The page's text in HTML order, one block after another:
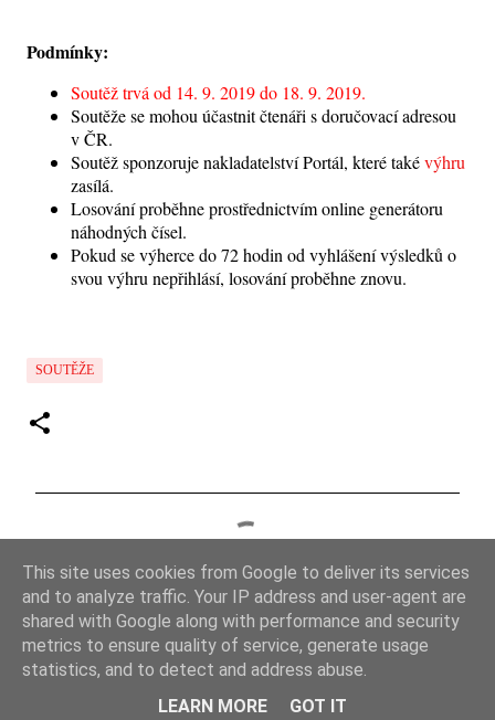
Podmínky:
Soutěž trvá od 14. 9. 2019 do 18. 9. 2019.
Soutěže se mohou účastnit čtenáři s doručovací adresou
v ČR.
Soutěž sponzoruje nakladatelství Portál, které takévýhru
zasílá.
Losování proběhne prostřednictvím online generátoru
náhodných čísel.
Pokud se výherce do 72 hodin od vyhlášení výsledků o
svou výhru nepřihlásí, losování proběhne znovu.
SOUTĚŽE
o
m
e
n
t
Používá technologii služby Blogger
This site uses cookies from Google to deliver its services
and to analyze traffic. Your IP address and user-agent are
shared with Google along with performance and security
metrics to ensure quality of service, generate usage
statistics, and to detect and address abuse.
LEARN MORE
GOT IT